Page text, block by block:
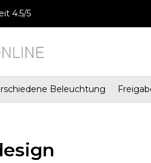
4.5/5
Beleuchtung